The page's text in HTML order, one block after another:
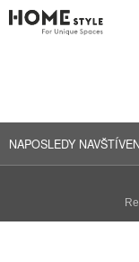
NAPOSLEDY